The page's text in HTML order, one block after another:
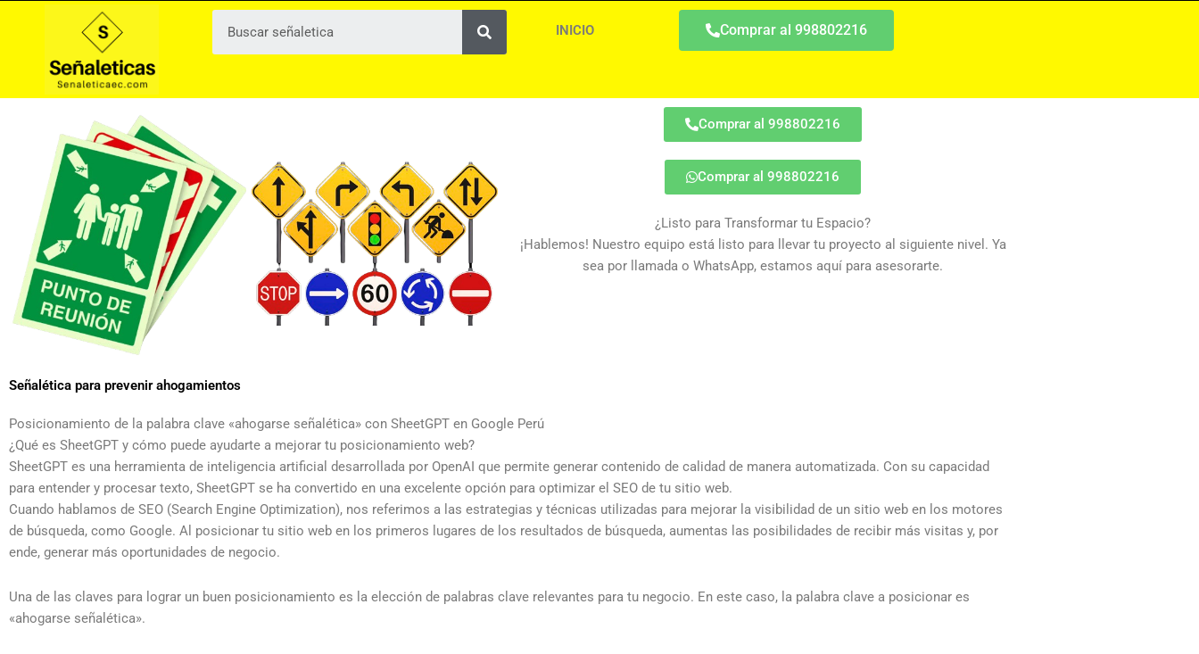
Search
INICIO Comprar al 998802216
Comprar al 998802216
Comprar al 998802216
¿Listo para Transformar tu Espacio?
¡Hablemos! Nuestro equipo está listo para llevar tu proyecto al siguiente nivel. Ya
sea por llamada o WhatsApp, estamos aquí para asesorarte.
Señalética para prevenir ahogamientos
Posicionamiento de la palabra clave «ahogarse señalética» con SheetGPT en Google Perú
¿Qué es SheetGPT y cómo puede ayudarte a mejorar tu posicionamiento web?
SheetGPT es una herramienta de inteligencia artificial desarrollada por OpenAI que permite generar contenido de calidad de manera automatizada. Con su capacidad
para entender y procesar texto, SheetGPT se ha convertido en una excelente opción para optimizar el SEO de tu sitio web.
Cuando hablamos de SEO (Search Engine Optimization), nos referimos a las estrategias y técnicas utilizadas para mejorar la visibilidad de un sitio web en los motores
de búsqueda, como Google. Al posicionar tu sitio web en los primeros lugares de los resultados de búsqueda, aumentas las posibilidades de recibir más visitas y, por
ende, generar más oportunidades de negocio.
Una de las claves para lograr un buen posicionamiento es la elección de palabras clave relevantes para tu negocio. En este caso, la palabra clave a posicionar es
«ahogarse señalética».